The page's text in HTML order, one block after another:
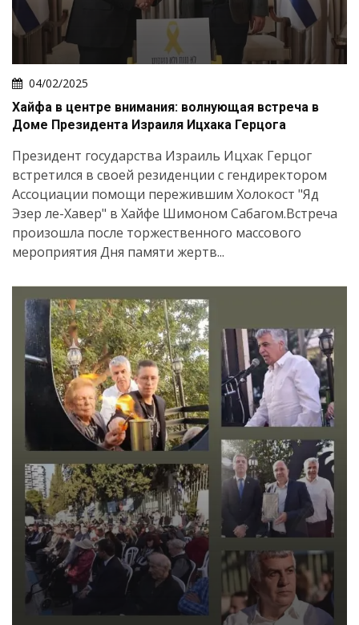
04/02/2025
Хайфа в центре внимания: волнующая встреча в
Доме Президента Израиля Ицхака Герцога
Президент государства Израиль Ицхак Герцог
встретился в своей резиденции с гендиректором
Ассоциации помощи пережившим Холокост "Яд
Эзер ле-Хавер" в Хайфе Шимоном Сабагом.Встреча
произошла после торжественного массового
мероприятия Дня памяти жертв...